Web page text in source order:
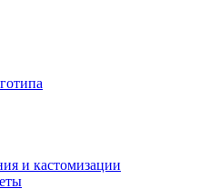
и кастомизации